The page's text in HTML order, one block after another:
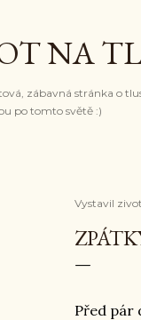
NA
zábavná stránka o
po tomto světě :)
Vystavil
Před pár